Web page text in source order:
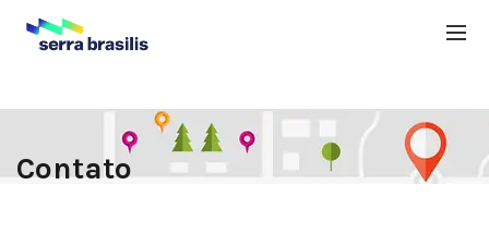
Contato